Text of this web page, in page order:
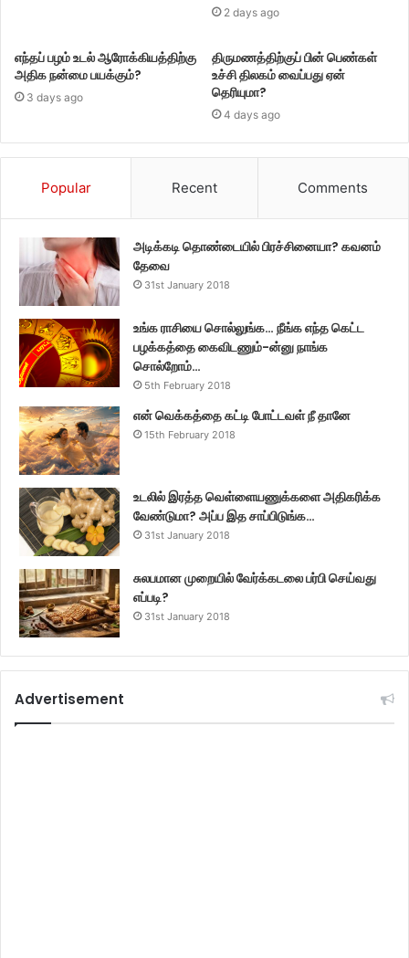
2 days ago
எந்தப் பழம் உடல் ஆரோக்கியத்திற்கு
அதிக நன்மை பயக்கும்?
3 days ago
திருமணத்திற்குப் பின் பெண்கள்
உச்சி திலகம் வைப்பது ஏன்
தெரியுமா?
4 days ago
Popular Recent Comments
அடிக்கடி தொண்டையில் பிரச்சினையா? கவனம்
தேவை
31st January 2018
உங்க ராசியை சொல்லுங்க… நீங்க எந்த கெட்ட
பழக்கத்தை கைவிடணும்-ன்னு நாங்க
சொல்றோம்…
5th February 2018
என் வெக்கத்தை கட்டி போட்டவள் நீ தானே
15th February 2018
உடலில் இரத்த வெள்ளையணுக்களை அதிகரிக்க
வேண்டுமா? அப்ப இத சாப்பிடுங்க…
31st January 2018
சுலபமான முறையில் வேர்க்கடலை பர்பி செய்வது
எப்படி?
31st January 2018
Advertisement